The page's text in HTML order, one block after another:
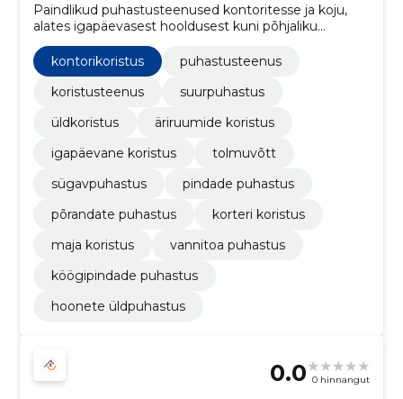
Paindlikud puhastusteenused kontoritesse ja koju,
alates igapäevasest hooldusest kuni põhjaliku
korrastamiseni. Aitame hoida ruumid puhtad, värsked
ja esinduslikud.
kontorikoristus
puhastusteenus
koristusteenus
suurpuhastus
üldkoristus
äriruumide koristus
igapäevane koristus
tolmuvõtt
sügavpuhastus
pindade puhastus
põrandate puhastus
korteri koristus
maja koristus
vannitoa puhastus
köögipindade puhastus
hoonete üldpuhastus
0.0 0 hinnangut